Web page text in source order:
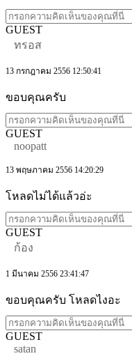
GUEST
ทรอส
13 กรกฎาคม 2556 12:50:41
ขอบคุณครับ
GUEST
noopatt
13 พฤษภาคม 2556 14:20:29
โหลดไม่ได้แล้วอ่ะ
GUEST
ก้อง
1 มีนาคม 2556 23:41:47
ขอบคุณครับ โหลดไงอะ
GUEST
satan